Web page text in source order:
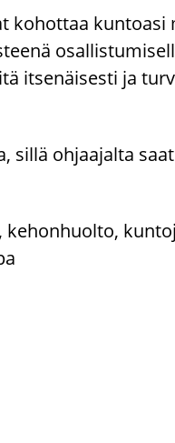
ko­hot­taa
it­se­näi­ses­ti ja
sillä oh­jaa­jal­ta
ke­hon­huol­to,